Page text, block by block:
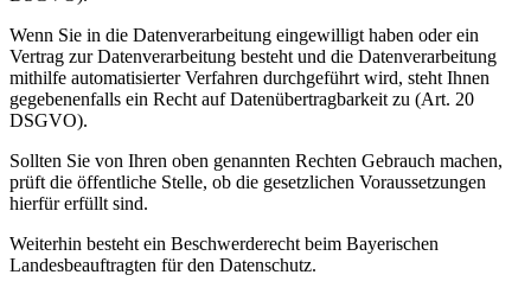
Wenn Sie in die Datenverarbeitung eingewilligt haben oder ein
Vertrag zur Datenverarbeitung besteht und die Datenverarbeitung
mithilfe automatisierter Verfahren durchgeführt wird, steht Ihnen
gegebenenfalls ein Recht auf Datenübertragbarkeit zu (Art. 20
DSGVO).
Sollten Sie von Ihren oben genannten Rechten Gebrauch machen,
prüft die öffentliche Stelle, ob die gesetzlichen Voraussetzungen
hierfür erfüllt sind.
Weiterhin besteht ein Beschwerderecht beim Bayerischen
Landesbeauftragten für den Datenschutz.